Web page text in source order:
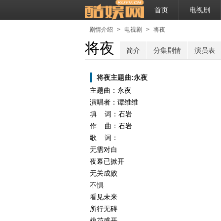
首页 电视剧
剧情介绍 > 电视剧 > 将夜
将夜 简介 分集剧情 演员表
将夜主题曲:永夜
主题曲：永夜
演唱者：谭维维
填 词：石岩
作 曲：石岩
歌 词：
无需对白
夜幕已掀开
无关成败
不惧
看见未来
所行无碍